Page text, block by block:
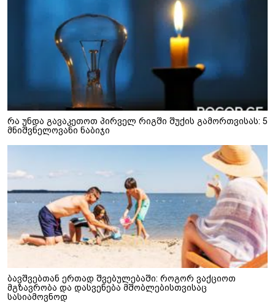
რა უნდა გავაკეთოთ პირველ რიგში შუქის გამორთვისას: 5
მნიშვნელოვანი ნაბიჯი
ბავშვებთან ერთად შვებულებაში: როგორ ვაქციოთ
მგზავრობა და დასვენება მშობლებისთვისაც
სასიამოვნოდ